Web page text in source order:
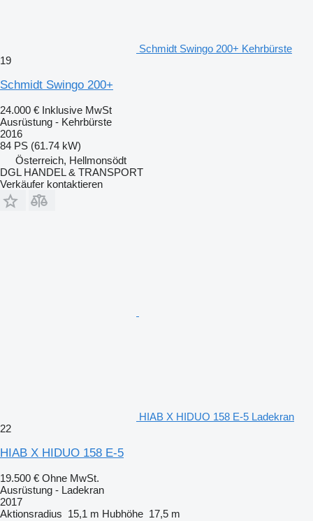
Schmidt Swingo 200+ Kehrbürste
19
Schmidt Swingo 200+
24.000 € Inklusive MwSt
Ausrüstung - Kehrbürste
2016
84 PS (61.74 kW)
Österreich, Hellmonsödt
DGL HANDEL & TRANSPORT
Verkäufer kontaktieren
HIAB X HIDUO 158 E-5 Ladekran
22
HIAB X HIDUO 158 E-5
19.500 € Ohne MwSt.
Ausrüstung - Ladekran
2017
Aktionsradius 15,1 m Hubhöhe 17,5 m